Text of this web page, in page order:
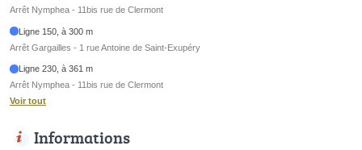
Arrêt Nymphea - 11bis rue de Clermont
Ligne 150, à 300 m
Arrêt Gargailles - 1 rue Antoine de Saint-Exupéry
Ligne 230, à 361 m
Arrêt Nymphea - 11bis rue de Clermont
Voir tout
Informations